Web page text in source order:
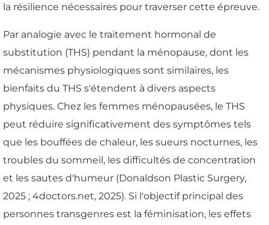
la résilience nécessaires pour traverser cette épreuve.
Par analogie avec le traitement hormonal de
substitution (THS) pendant la ménopause, dont les
mécanismes physiologiques sont similaires, les
bienfaits du THS s'étendent à divers aspects
physiques. Chez les femmes ménopausées, le THS
peut réduire significativement des symptômes tels
que les bouffées de chaleur, les sueurs nocturnes, les
troubles du sommeil, les difficultés de concentration
et les sautes d'humeur (Donaldson Plastic Surgery,
2025 ; 4doctors.net, 2025). Si l'objectif principal des
personnes transgenres est la féminisation, les effets